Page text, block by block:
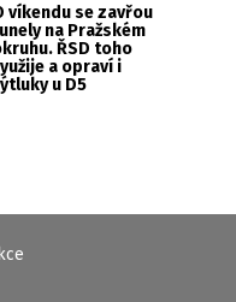
víkendu se zavřou
na Pražském
ŘSD toho
a opraví i
u D5